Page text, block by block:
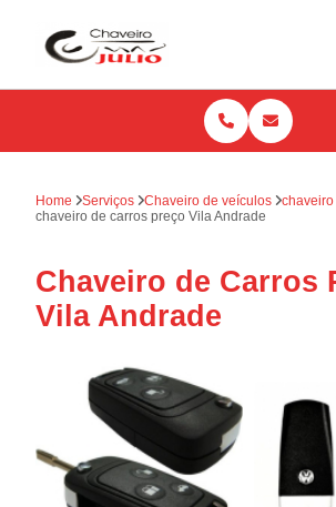
Home Serviços Chaveiro de veículos
chaveiro de carros preço Vila Andrade
Chaveiro de Carros
Vila Andrade